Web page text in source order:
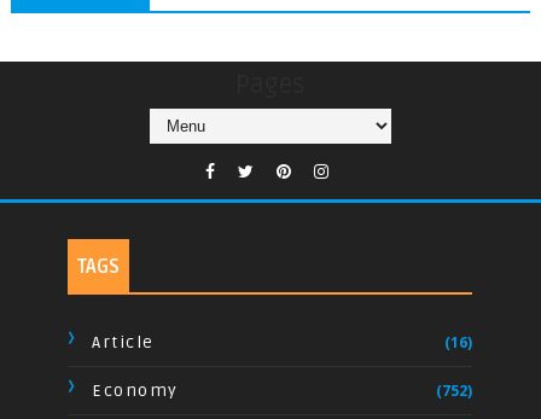
TAGS
Article (16)
Economy (752)